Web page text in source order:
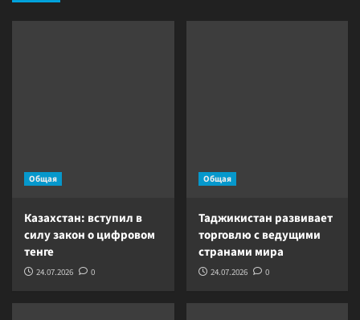
Общая
Казахстан: вступил в
силу закон о цифровом
тенге
24.07.2026 0
Общая
Таджикистан развивает
торговлю с ведущими
странами мира
24.07.2026 0